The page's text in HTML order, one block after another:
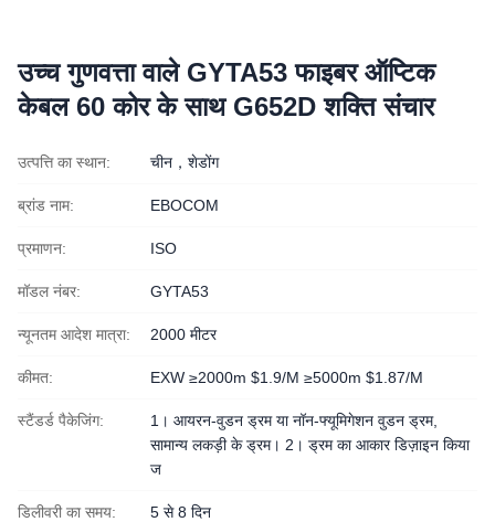
उच्च गुणवत्ता वाले GYTA53 फाइबर ऑप्टिक
केबल 60 कोर के साथ G652D शक्ति संचार
उत्पत्ति का स्थान: चीन，शेडोंग
ब्रांड नाम: EBOCOM
प्रमाणन: ISO
मॉडल नंबर: GYTA53
न्यूनतम आदेश मात्रा: 2000 मीटर
कीमत: EXW ≥2000m $1.9/M ≥5000m $1.87/M
स्टैंडर्ड पैकेजिंग:
1। आयरन-वुडन ड्रम या नॉन-फ्यूमिगेशन वुडन ड्रम,
सामान्य लकड़ी के ड्रम। 2। ड्रम का आकार डिज़ाइन किया
ज
डिलीवरी का समय: 5 से 8 दिन